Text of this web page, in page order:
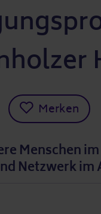
Merken
Menschen
Netzwerk im